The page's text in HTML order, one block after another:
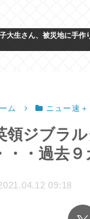
子大生さん、被災地に手作
ム ニュー速＋
領ジブラ
・・過去
09:18